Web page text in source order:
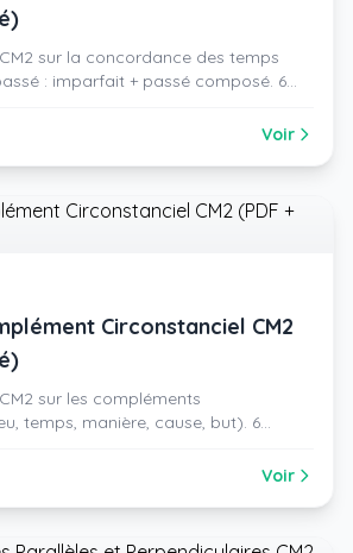
sur la concordance des temps
: imparfait + passé composé. 6
Voir
Circonstanciel CM2
sur les compléments
temps, manière, cause, but). 6
Voir